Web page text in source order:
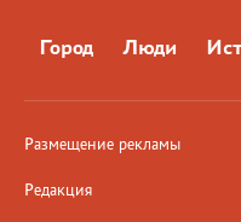
Город Люди
Размещение рекламы
Редакция